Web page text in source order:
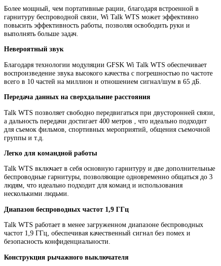
Более мощный, чем портативные рации, благодаря встроенной в
гарнитуру беспроводной связи, Wi Talk WTS может эффективно
повысить эффективность работы, позволяя освободить руки и
выполнять больше задач.
Невероятный звук
Благодаря технологии модуляции GFSK Wi Talk WTS обеспечивает
воспроизведение звука высокого качества с погрешностью по частоте
всего в 10 частей на миллион и отношением сигнал/шум в 65 дБ.
Передача данных на сверхдальние расстояния
Talk WTS позволяет свободно передвигаться при двусторонней связи,
а дальность передачи достигает 400 метров , что идеально подходит
для съемок фильмов, спортивных мероприятий, общения съемочной
группы и т.д.
Легко для командной работы
Talk WTS включает в себя основную гарнитуру и две дополнительные
беспроводные гарнитуры, позволяющие одновременно общаться до 3
людям, что идеально подходит для команд и использования
несколькими людьми.
Диапазон беспроводных частот 1,9 ГГц
Talk WTS работает в менее загруженном диапазоне беспроводных
частот 1,9 ГГц, обеспечивая качественный сигнал без помех и
безопасность конфиденциальности.
Конструкция рычажного выключателя